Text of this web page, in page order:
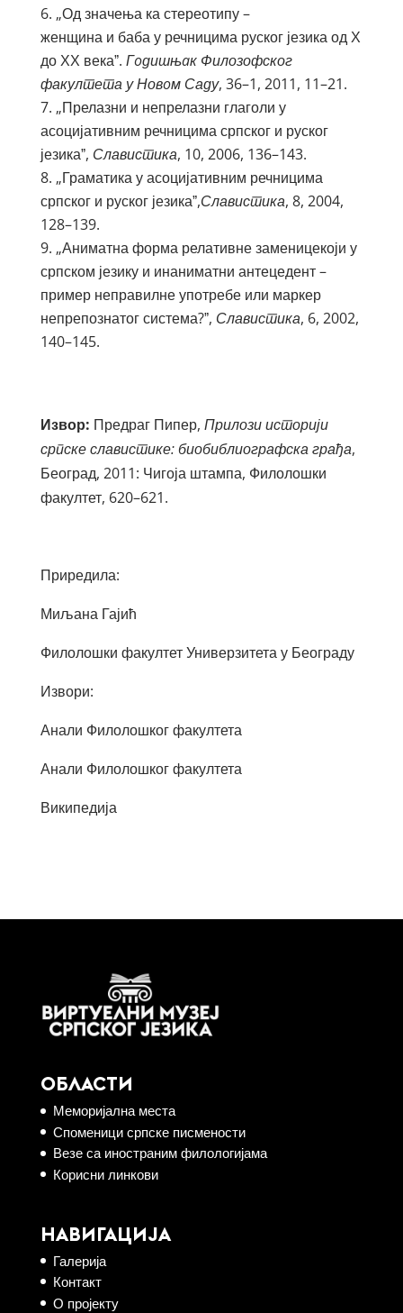
„Од значења ка стереотипу –
женщина и баба у речницима руског језика од Х
до ХХ векаˮ. Гoдишњaк Филозофског
факултета у Новoм Саду, 36–1, 2011, 11–21.
„Прелазни и непрелазни глаголи у
асоцијативним речницима српског и руског
језикаˮ, Славистика, 10, 2006, 136–143.
„Граматика у асоцијативним речницима
српског и руског језикаˮ,Славистика, 8, 2004,
128–139.
„Аниматна форма релативне заменицекоји у
српском језику и инаниматни антецедент –
пример неправилне употребе или маркер
непрепознатог система?ˮ, Славистика, 6, 2002,
140–145.
Извор: Предраг Пипер, Прилози историји
српске славистике: биобиблиографска грађа,
Београд, 2011: Чигоја штампа, Филолошки
факултет, 620–621.
Приредила:
Миљана Гајић
Филолошки факултет Универзитета у Београду
Извори:
Анали Филолошког факултета
Анали Филолошког факултета
Википедија
ОБЛАСТИ
Меморијална места
Споменици српске писмености
Везе са иностраним филологијама
Корисни линкови
НАВИГАЦИЈА
Галерија
Контакт
О пројекту